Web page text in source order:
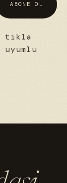
ABONE OL
tıkla